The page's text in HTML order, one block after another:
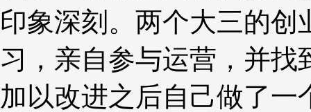
印象深刻。两个大三的
习，亲自参与运营，并
加以改进之后自己做了